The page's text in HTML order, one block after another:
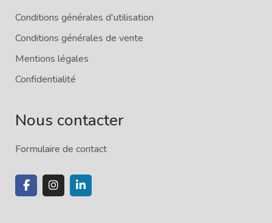
Conditions générales d'utilisation
Conditions générales de vente
Mentions légales
Confidentialité
Nous contacter
Formulaire de contact